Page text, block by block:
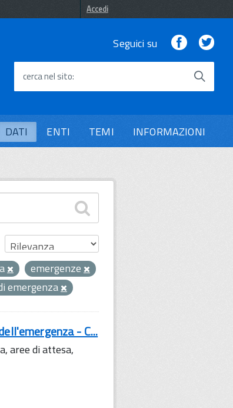
Accedi
Seguici su Facebook
cerca nel sito
DATI ENTI TEMI INFORMAZIONI
emergenze
emergenza
- C...
aree di attesa,